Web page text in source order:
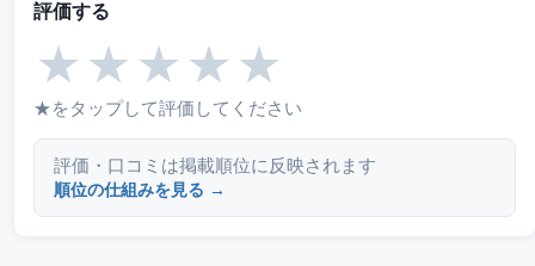
評価する
★ ★ ★ ★ ★
★をタップして評価してください
評価・口コミは掲載順位に反映されます
順位の仕組みを見る →